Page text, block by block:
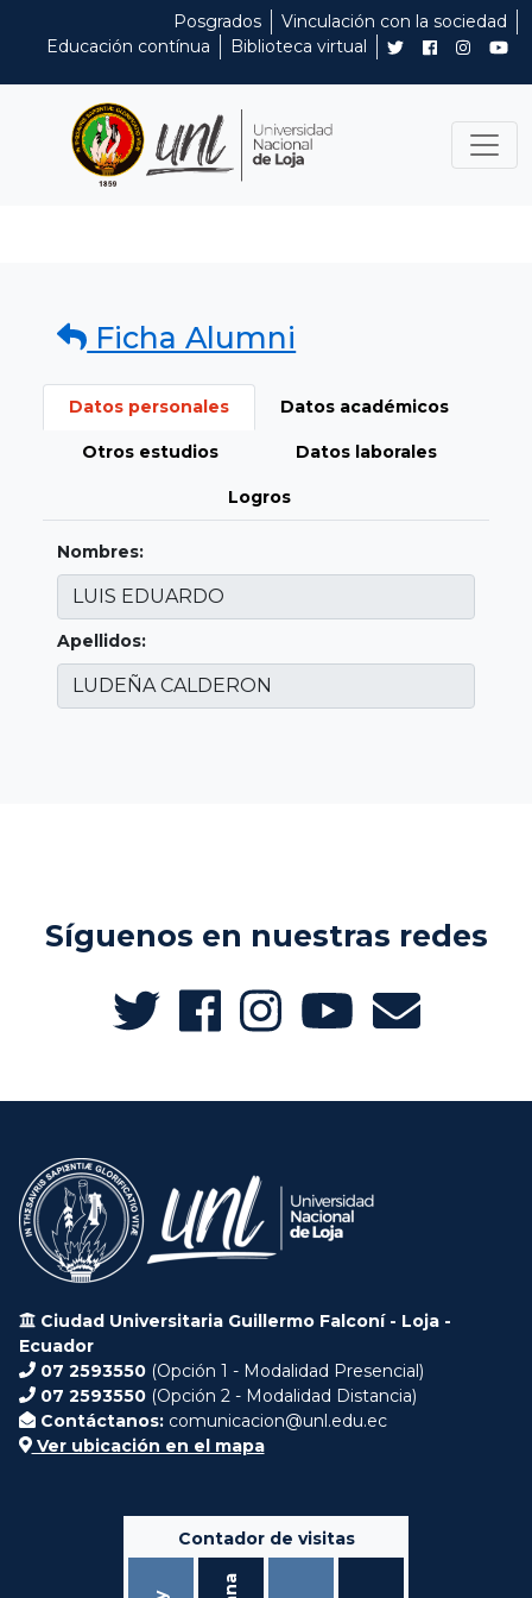
Posgrados
Vinculación con la sociedad
Educación contínua
Biblioteca virtual
Ficha Alumni
Datos personales Datos académicos
Otros estudios Datos laborales
Logros
Nombres:
Apellidos:
Síguenos en nuestras redes
Ciudad Universitaria Guillermo Falconí - Loja -
Ecuador
07 2593550 (Opción 1 - Modalidad Presencial)
07 2593550 (Opción 2 - Modalidad Distancia)
Contáctanos: comunicacion@unl.edu.ec
Ver ubicación en el mapa
Contador de visitas